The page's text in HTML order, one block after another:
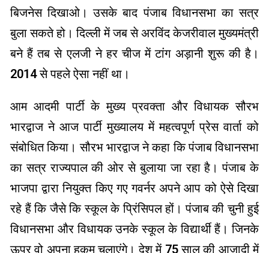
बिजनेस दिखाओ। उसके बाद पंजाब विधानसभा का सत्र
बुला सकते हो। दिल्ली में जब से अरविंद केजरीवाल मुख्यमंत्री
बने हैं तब से एलजी ने हर चीज में टांग अड़ानी शुरू की है।
2014 से पहले ऐसा नहीं था।
आम आदमी पार्टी के मुख्य प्रवक्ता और विधायक सौरभ
भारद्वाज ने आज पार्टी मुख्यालय में महत्वपूर्ण प्रेस वार्ता को
संबोधित किया। सौरभ भारद्वाज ने कहा कि पंजाब विधानसभा
का सत्र राज्यपाल की ओर से बुलाया जा रहा है। पंजाब के
भाजपा द्वारा नियुक्त किए गए गवर्नर अपने आप को ऐसे दिखा
रहे हैं कि जैसे कि स्कूल के प्रिंसिपल हों। पंजाब की चुनी हुई
विधानसभा और विधायक उनके स्कूल के विद्यार्थी हैं। जिनके
ऊपर वो अपना हुकुम चलाएंगे। देश में 75 साल की आजादी में